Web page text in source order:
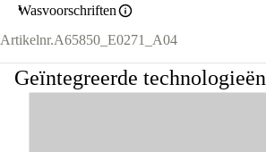
Wasvoorschriften
Artikelnr.A65850_E0271_A04
Geïntegreerde technologieën